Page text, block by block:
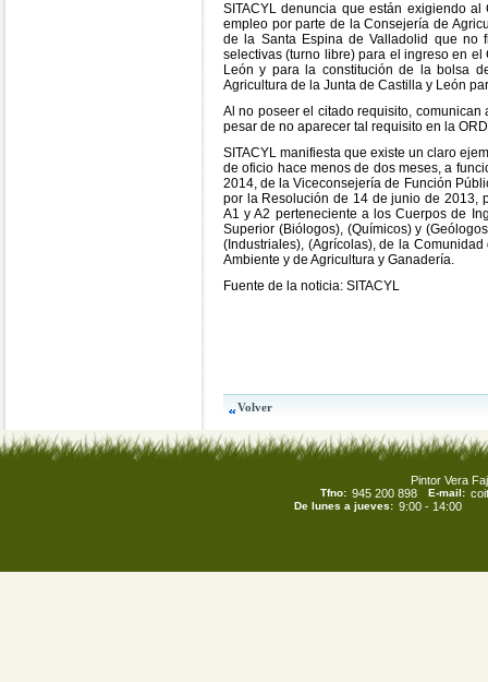
SITACYL denuncia que están exigiendo
empleo por parte de la Consejería de
de la Santa Espina de Valladolid que no
selectivas (turno libre) para el ingreso en
León y para la constitución de la bolsa
Agricultura de la Junta de Castilla y León
Al no poseer el citado requisito,
pesar de no aparecer tal requisito en la
SITACYL manifiesta que existe un claro
de oficio hace menos de dos meses, a
2014, de la Viceconsejería de Función
por la Resolución de 14 de junio de 2013,
A1 y A2 perteneciente a los Cuerpos de
Superior (Biólogos), (Químicos) y
(Industriales), (Agrícolas), de la
Ambiente y de Agricultura y Ganadería.
Fuente de la noticia: SITACYL
Pintor Vera
Tfno: 945 200 898 E-mail:
De lunes a jueves: 9:00 - 14:00